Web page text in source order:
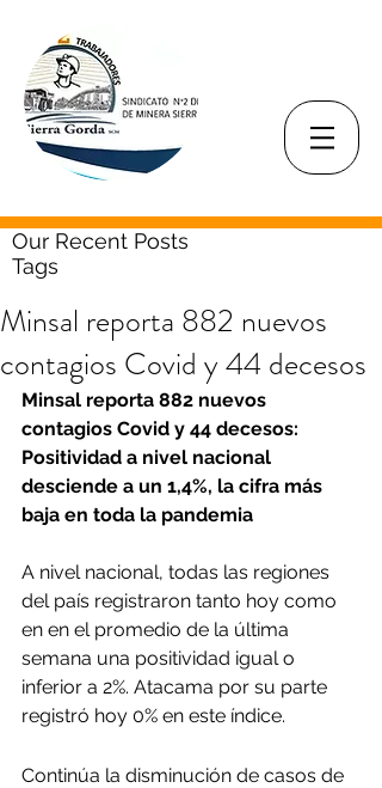
Our Recent Posts
Tags
Minsal reporta 882 nuevos
contagios Covid y 44 decesos
Minsal reporta 882 nuevos
contagios Covid y 44 decesos:
Positividad a nivel nacional
desciende a un 1,4%, la cifra más
baja en toda la pandemia
A nivel nacional, todas las regiones
del país registraron tanto hoy como
en en el promedio de la última
semana una positividad igual o
inferior a 2%. Atacama por su parte
registró hoy 0% en este índice.
Continúa la disminución de casos de